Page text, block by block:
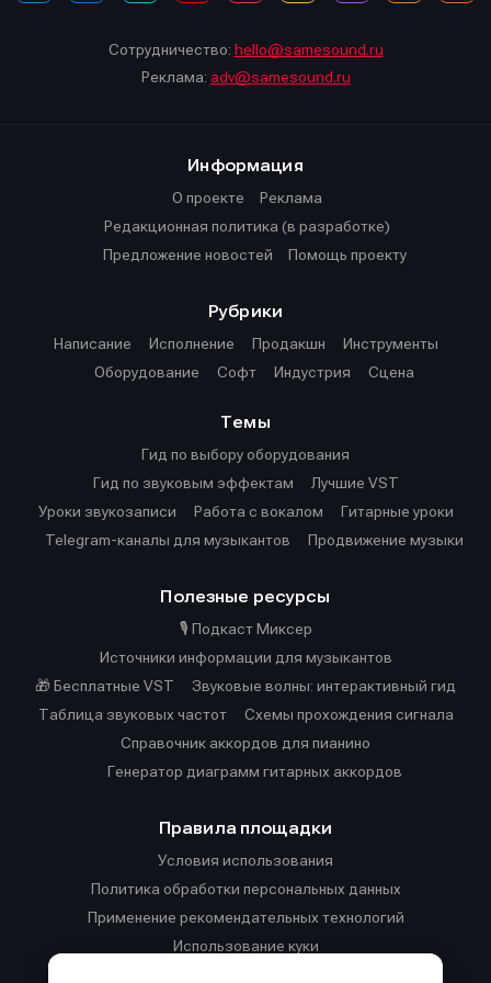
Сотрудничество: hello@samesound.ru
Реклама: adv@samesound.ru
Информация
О проекте
Реклама
Редакционная политика (в разработке)
Предложение новостей
Помощь проекту
Рубрики
Написание
Исполнение Продакшн
Инструменты
Оборудование
Софт Индустрия Сцена
Темы
Гид по выбору оборудования
Гид по звуковым эффектам
Лучшие VST
Уроки звукозаписи
Работа с вокалом
Гитарные уроки
Telegram-каналы для музыкантов
Продвижение музыки
Полезные ресурсы
🎙️ Подкаст Миксер
Источники информации для музыкантов
🎁 Бесплатные VST
Звуковые волны: интерактивный гид
Таблица звуковых частот
Cхемы прохождения сигнала
Справочник аккордов для пианино
Генератор диаграмм гитарных аккордов
Правила площадки
Условия использования
Политика обработки персональных данных
Применение рекомендательных технологий
Использование куки